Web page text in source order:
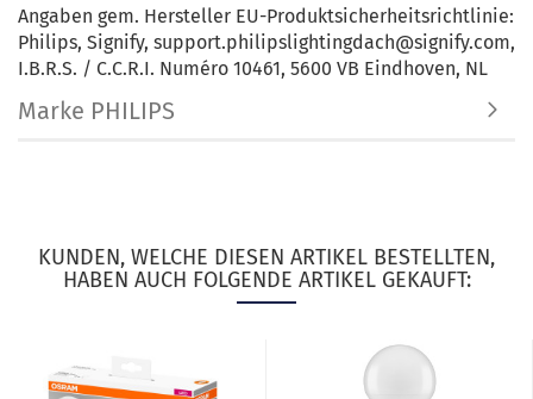
Angaben gem. Hersteller EU-Produktsicherheitsrichtlinie:
Philips, Signify, support.philipslightingdach@signify.com,
I.B.R.S. / C.C.R.I. Numéro 10461, 5600 VB Eindhoven, NL
Marke PHILIPS
KUNDEN, WELCHE DIESEN ARTIKEL BESTELLTEN,
HABEN AUCH FOLGENDE ARTIKEL GEKAUFT: